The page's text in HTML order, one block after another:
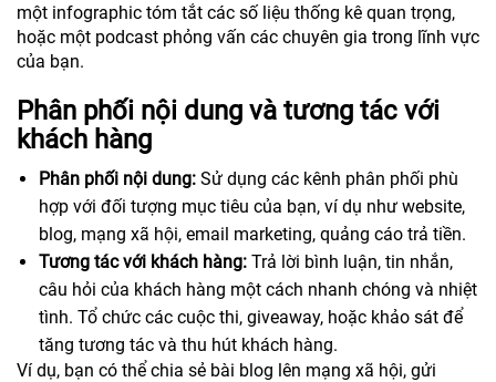
một infographic tóm tắt các số liệu thống kê quan trọng,
hoặc một podcast phỏng vấn các chuyên gia trong lĩnh vực
của bạn.
Phân phối nội dung và tương tác với
khách hàng
Phân phối nội dung: Sử dụng các kênh phân phối phù
hợp với đối tượng mục tiêu của bạn, ví dụ như website,
blog, mạng xã hội, email marketing, quảng cáo trả tiền.
Tương tác với khách hàng: Trả lời bình luận, tin nhắn,
câu hỏi của khách hàng một cách nhanh chóng và nhiệt
tình. Tổ chức các cuộc thi, giveaway, hoặc khảo sát để
tăng tương tác và thu hút khách hàng.
Ví dụ, bạn có thể chia sẻ bài blog lên mạng xã hội, gửi